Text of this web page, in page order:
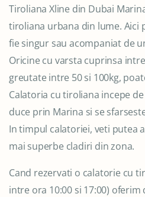
Tiroliana Xline din Dubai
tiroliana urbana din lume. Aici
fie singur sau acompaniat de
Oricine cu varsta cuprinsa
greutate intre 50 si 100kg,
Calatoria cu tiroliana incepe
duce prin Marina si se
In timpul calatoriei, veti putea
mai superbe cladiri din zona.
Cand rezervati o calatorie cu
intre ora 10:00 si 17:00) oferim